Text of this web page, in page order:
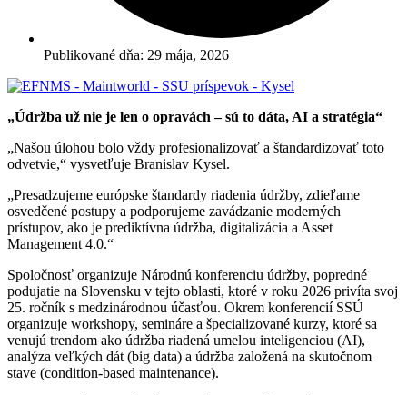
Publikované dňa: 29 mája, 2026
„Údržba už nie je len o opravách – sú to dáta, AI a stratégia“
„Našou úlohou bolo vždy profesionalizovať a štandardizovať toto
odvetvie,“ vysvetľuje Branislav Kysel.
„Presadzujeme európske štandardy riadenia údržby, zdieľame
osvedčené postupy a podporujeme zavádzanie moderných
prístupov, ako je prediktívna údržba, digitalizácia a Asset
Management 4.0.“
Spoločnosť organizuje Národnú konferenciu údržby, popredné
podujatie na Slovensku v tejto oblasti, ktoré v roku 2026 privíta svoj
25. ročník s medzinárodnou účasťou. Okrem konferencií SSÚ
organizuje workshopy, semináre a špecializované kurzy, ktoré sa
venujú trendom ako údržba riadená umelou inteligenciou (AI),
analýza veľkých dát (big data) a údržba založená na skutočnom
stave (condition-based maintenance).